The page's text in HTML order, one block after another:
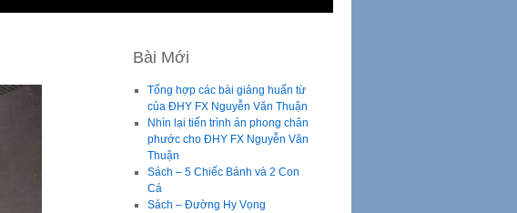
Bài Mới
Tổng hợp các bài giảng huấn từ
của ĐHY FX Nguyễn Văn Thuận
Nhìn lại tiến trình án phong chân
phước cho ĐHY FX Nguyễn Văn
Thuận
Sách – 5 Chiếc Bánh và 2 Con
Cá
Sách – Đường Hy Vọng